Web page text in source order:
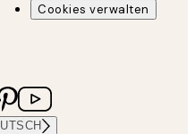
Cookies verwalten